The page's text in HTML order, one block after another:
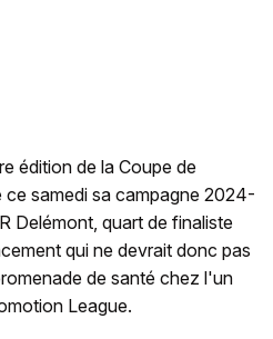
édition de la Coupe de
ce samedi sa campagne 2024-
Delémont, quart de finaliste
qui ne devrait donc pas
de santé chez l'un
League.